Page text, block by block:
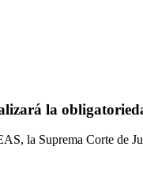
la
la Suprema Corte de